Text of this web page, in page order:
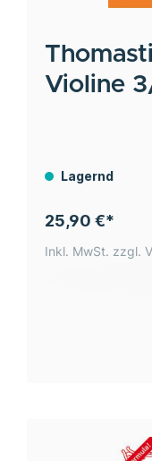
Violine
Lagernd
25,90 €*
Inkl. MwSt. zzgl.